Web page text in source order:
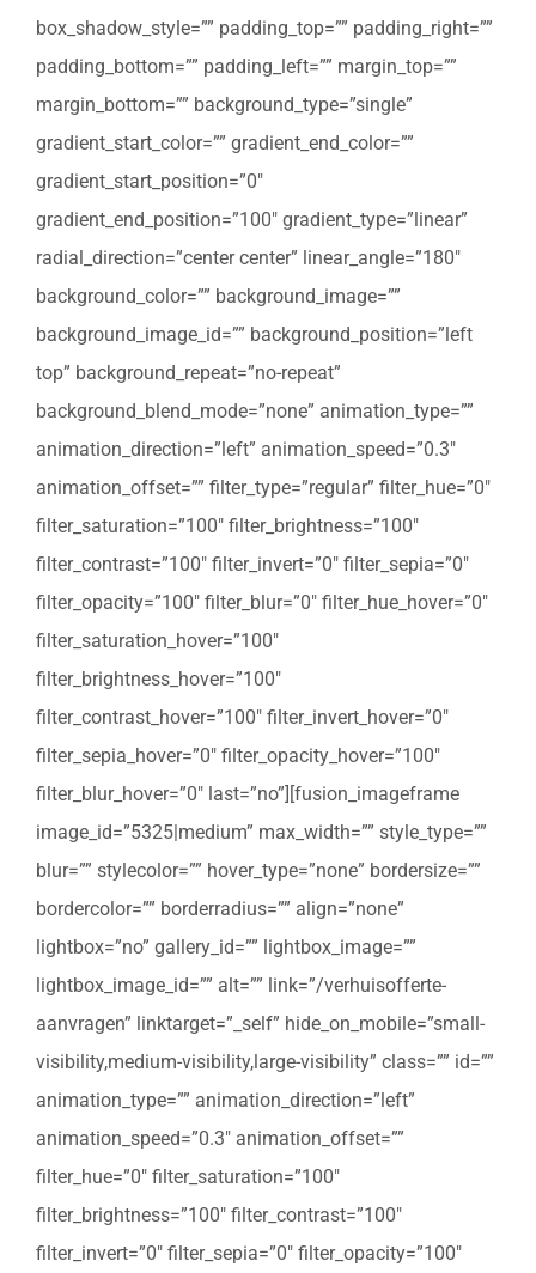
box_shadow_style=”” padding_top=”” padding_right=””
padding_bottom=”” padding_left=”” margin_top=””
margin_bottom=”” background_type=”single”
gradient_start_color=”” gradient_end_color=””
gradient_start_position=”0″
gradient_end_position=”100″ gradient_type=”linear”
radial_direction=”center center” linear_angle=”180″
background_color=”” background_image=””
background_image_id=”” background_position=”left
top” background_repeat=”no-repeat”
background_blend_mode=”none” animation_type=””
animation_direction=”left” animation_speed=”0.3″
animation_offset=”” filter_type=”regular” filter_hue=”0″
filter_saturation=”100″ filter_brightness=”100″
filter_contrast=”100″ filter_invert=”0″ filter_sepia=”0″
filter_opacity=”100″ filter_blur=”0″ filter_hue_hover=”0″
filter_saturation_hover=”100″
filter_brightness_hover=”100″
filter_contrast_hover=”100″ filter_invert_hover=”0″
filter_sepia_hover=”0″ filter_opacity_hover=”100″
filter_blur_hover=”0″ last=”no”][fusion_imageframe
image_id=”5325|medium” max_width=”” style_type=””
blur=”” stylecolor=”” hover_type=”none” bordersize=””
bordercolor=”” borderradius=”” align=”none”
lightbox=”no” gallery_id=”” lightbox_image=””
lightbox_image_id=”” alt=”” link=”/verhuisofferte-
aanvragen” linktarget=”_self” hide_on_mobile=”small-
visibility,medium-visibility,large-visibility” class=”” id=””
animation_type=”” animation_direction=”left”
animation_speed=”0.3″ animation_offset=””
filter_hue=”0″ filter_saturation=”100″
filter_brightness=”100″ filter_contrast=”100″
filter_invert=”0″ filter_sepia=”0″ filter_opacity=”100″